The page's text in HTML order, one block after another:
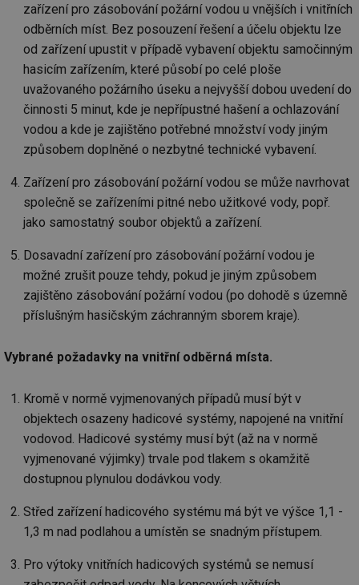
zařízení pro zásobování požární vodou u vnějších i vnitřních
odběrních míst. Bez posouzení řešení a účelu objektu lze
od zařízení upustit v případě vybavení objektu samočinným
hasicím zařízením, které působí po celé ploše
uvažovaného požárního úseku a nejvyšší dobou uvedení do
činnosti 5 minut, kde je nepřípustné hašení a ochlazování
vodou a kde je zajištěno potřebné množství vody jiným
způsobem doplněné o nezbytné technické vybavení.
Zařízení pro zásobování požární vodou se může navrhovat
společně se zařízeními pitné nebo užitkové vody, popř.
jako samostatný soubor objektů a zařízení.
Dosavadní zařízení pro zásobování požární vodou je
možné zrušit pouze tehdy, pokud je jiným způsobem
zajištěno zásobování požární vodou (po dohodě s územně
příslušným hasičským záchranným sborem kraje).
Vybrané požadavky na vnitřní odběrná místa.
Kromě v normě vyjmenovaných případů musí být v
objektech osazeny hadicové systémy, napojené na vnitřní
vodovod. Hadicové systémy musí být (až na v normě
vyjmenované výjimky) trvale pod tlakem s okamžitě
dostupnou plynulou dodávkou vody.
Střed zařízení hadicového systému má být ve výšce 1,1 -
1,3 m nad podlahou a umístěn se snadným přístupem.
Pro výtoky vnitřních hadicových systémů se nemusí